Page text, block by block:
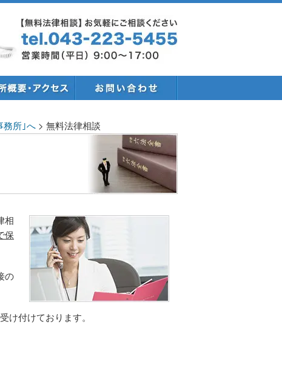
務所｣へ > 無料法律相談
相
保
の
付けております。